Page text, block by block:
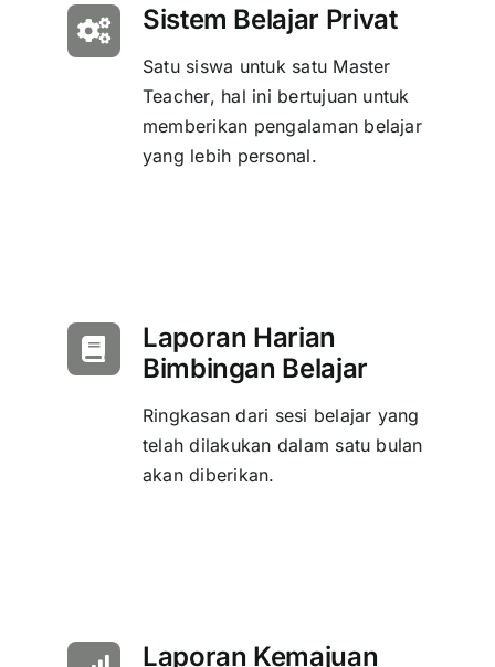
Sistem Belajar Privat
Satu siswa untuk satu Master
Teacher, hal ini bertujuan untuk
memberikan pengalaman belajar
yang lebih personal.
Laporan Harian
Bimbingan Belajar
Ringkasan dari sesi belajar yang
telah dilakukan dalam satu bulan
akan diberikan.
Laporan Kemajuan